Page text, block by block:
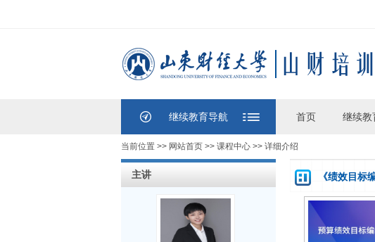
继续教育导航 首页 继续教
当前位置 >> 网站首页 >> 课程中心 >> 详细介绍
主讲 《绩效目标